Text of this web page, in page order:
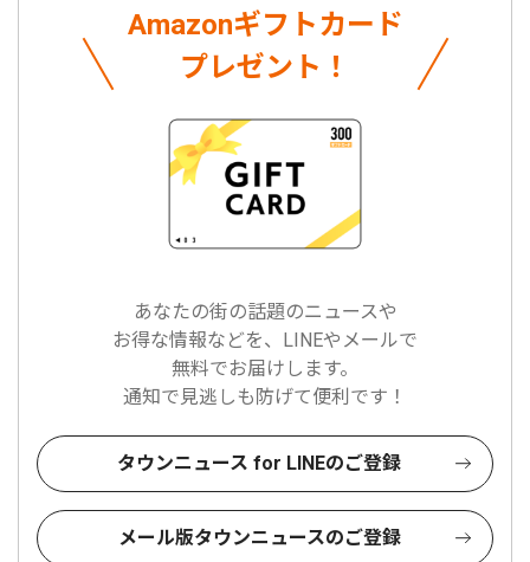
Amazonギフトカード
プレゼント！
あなたの街の話題のニュースや
お得な情報などを、LINEやメールで
無料でお届けします。
通知で見逃しも防げて便利です！
タウンニュース for LINEのご登録
メール版タウンニュースのご登録